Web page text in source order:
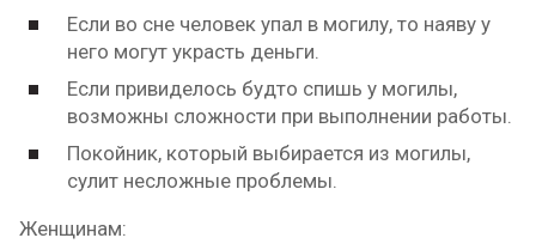
Если во сне человек упал в могилу, то наяву у
него могут украсть деньги.
Если привиделось будто спишь у могилы,
возможны сложности при выполнении работы.
Покойник, который выбирается из могилы,
сулит несложные проблемы.
Женщинам: